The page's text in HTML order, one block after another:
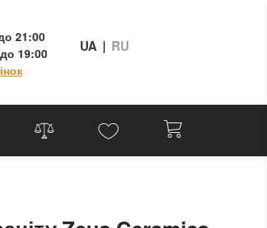
21:00
19:00
UA | RU